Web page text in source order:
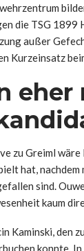
die TSG
außer
Kurzeinsatz
eher
zu Greiml
hat, nachdem
sind.
kaum
Kaminski, den
konnte.